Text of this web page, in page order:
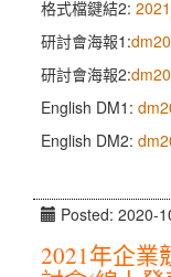
格式檔鍵結2:
研討會海報1:
研討會海報2:
English DM1:
English DM2:
Posted: 2020-
2021年企業